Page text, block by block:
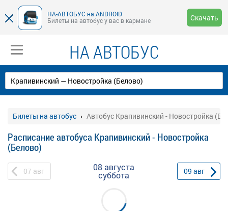
НА-АВТОБУС на ANDROID
Билеты на автобус у вас в кармане
Скачать
НА АВТОБУС
Билеты на автобус Автобус Крапивинский - Новостройка
Расписание автобуса Крапивинский - Новостройка
(Белово)
07 авг 08 августа
суббота 09 авг